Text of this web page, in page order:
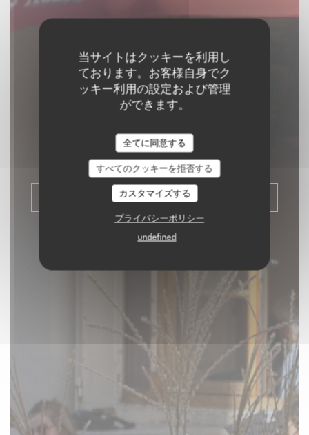
当サイトはクッキーを利用し
ております。お客様自身でク
ッキー利用の設定および管理
ができます。
全てに同意する
すべてのクッキーを拒否する
カスタマイズする
プライバシーポリシー
undefined
Aux Dés Calés 17 -
Legendre
リストランテ - ビストロ - バー|
予約